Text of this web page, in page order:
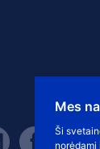
Mes
Ši